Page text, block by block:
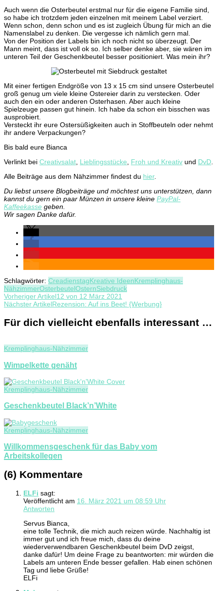
Auch wenn die Osterbeutel erstmal nur für die eigene Familie sind,
so habe ich trotzdem jeden einzelnen mit meinem Label verziert.
Wenn schon, denn schon und es ist zugleich Übung für mich an die
Namenslabel zu denken. Die vergesse ich nämlich gern mal.
Von der Position der Labels bin ich noch nicht so überzeugt. Der
Mann meint, dass ist voll ok so. Ich selber denke aber, sie wären im
unteren Teil der Geschenkbeutel besser positioniert. Was mein ihr?
Mit einer fertigen Endgröße von 13 x 15 cm sind unsere Osterbeutel
groß genug um viele kleine Ostereier darin zu verstecken. Oder
auch den ein oder anderen Osterhasen. Aber auch kleine
Spielzeuge passen gut hinein. Ich habe da schon ein bisschen was
ausprobiert.
Versteckt ihr eure Ostersüßigkeiten auch in Stoffbeuteln oder nehmt
ihr andere Verpackungen?
Bis bald eure Bianca
Verlinkt bei Creativsalat, Lieblingsstücke, Froh und Kreativ und DvD.
Alle Beiträge aus dem Nähzimmer findest du hier.
Du liebst unsere Blogbeiträge und möchtest uns unterstützen, dann
kannst du gern ein paar Münzen in unsere kleine PayPal-
Kaffeekasse geben.
Wir sagen Danke dafür.
Schlagwörter: CreadienstagKreative IdeenKremplinghaus-
NähzimmerOsterbeutelOsternSiebdruck
Beitragsnavigation
Vorheriger Artikel12 von 12 März 2021
Nächster ArtikelRezension: Auf ins Beet! {Werbung}
Für dich vielleicht ebenfalls interessant …
Kremplinghaus-Nähzimmer
Wimpelkette genäht
Kremplinghaus-Nähzimmer
Geschenkbeutel Black’n’White
Kremplinghaus-Nähzimmer
Willkommensgeschenk für das Baby vom
Arbeitskollegen
(6) Kommentare
ELFi sagt:
Veröffentlicht am 16. März 2021 um 08:59 Uhr
Antworten
Servus Bianca,
eine tolle Technik, die mich auch reizen würde. Nachhaltig ist
immer gut und ich freue mich, dass du deine
wiederverwendbaren Geschenkbeutel beim DvD zeigst,
danke dafür! Um deine Frage zu beantworten: mir würden die
Labels am unteren Ende besser gefallen. Hab einen schönen
Tag und liebe Grüße!
ELFi